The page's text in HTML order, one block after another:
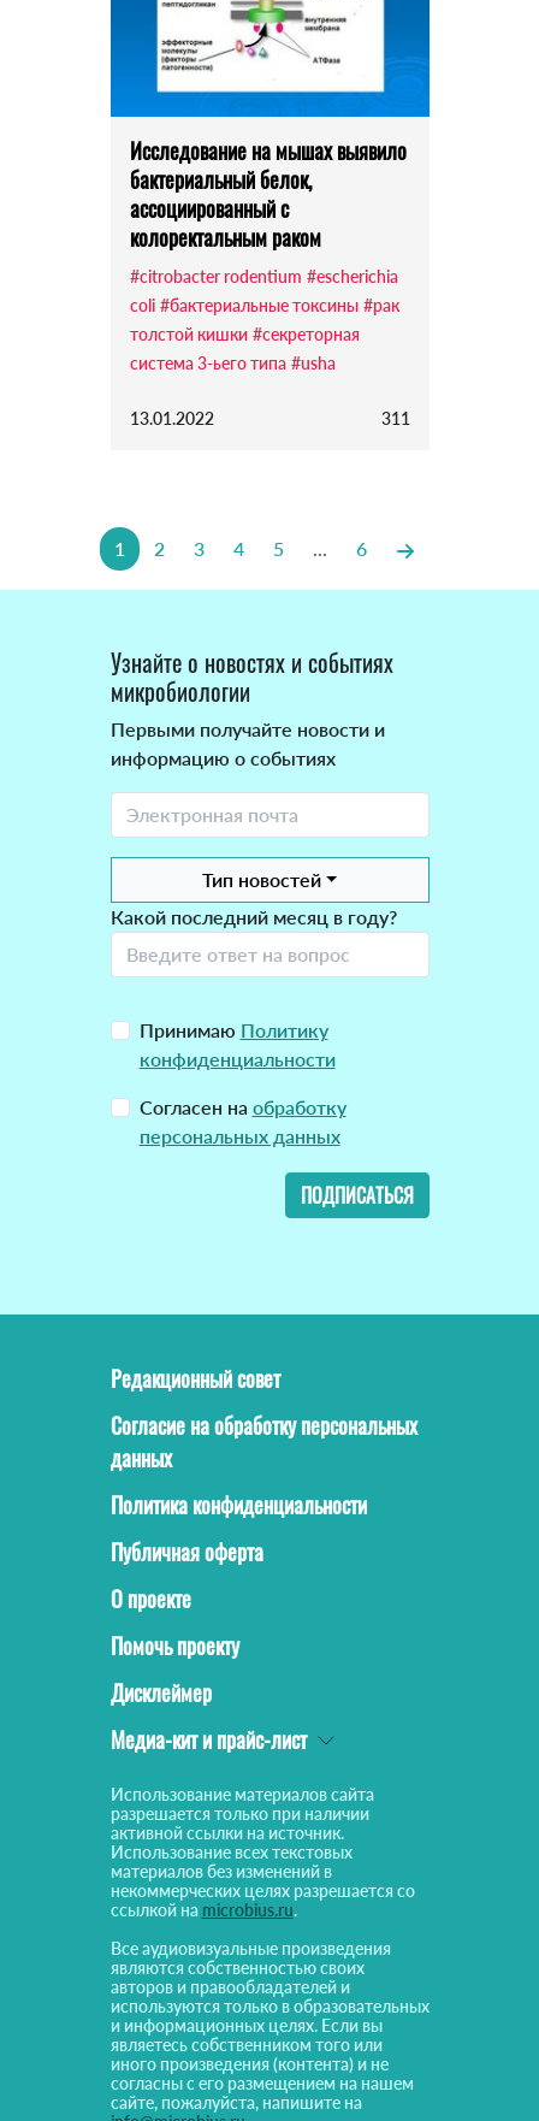
Исследование на мышах выявило
бактериальный белок,
ассоциированный с
колоректальным раком
#citrobacter rodentium #escherichia
coli #бактериальные токсины #рак
толстой кишки #секреторная
система 3-ьего типа #usha
13.01.2022 311
1 2 3 4 5 ... 6
Узнайте о новостях и событиях
микробиологии
Первыми получайте новости и
информацию о событиях
Тип новостей
Какой последний месяц в году?
Принимаю Политику
конфиденциальности
Согласен на обработку
персональных данных
ПОДПИСАТЬСЯ
Редакционный совет
Согласие на обработку персональных
данных
Политика конфиденциальности
Публичная оферта
О проекте
Помочь проекту
Дисклеймер
Медиа-кит и прайс-лист
Использование материалов сайта
разрешается только при наличии
активной ссылки на источник.
Использование всех текстовых
материалов без изменений в
некоммерческих целях разрешается со
ссылкой на microbius.ru.
Все аудиовизуальные произведения
являются собственностью своих
авторов и правообладателей и
используются только в образовательных
и информационных целях. Если вы
являетесь собственником того или
иного произведения (контента) и не
согласны с его размещением на нашем
сайте, пожалуйста, напишите на